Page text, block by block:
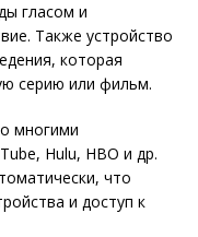
гласом и
Также устройство
которая
серию или фильм.
многими
Hulu, HBO и др.
что
и доступ к